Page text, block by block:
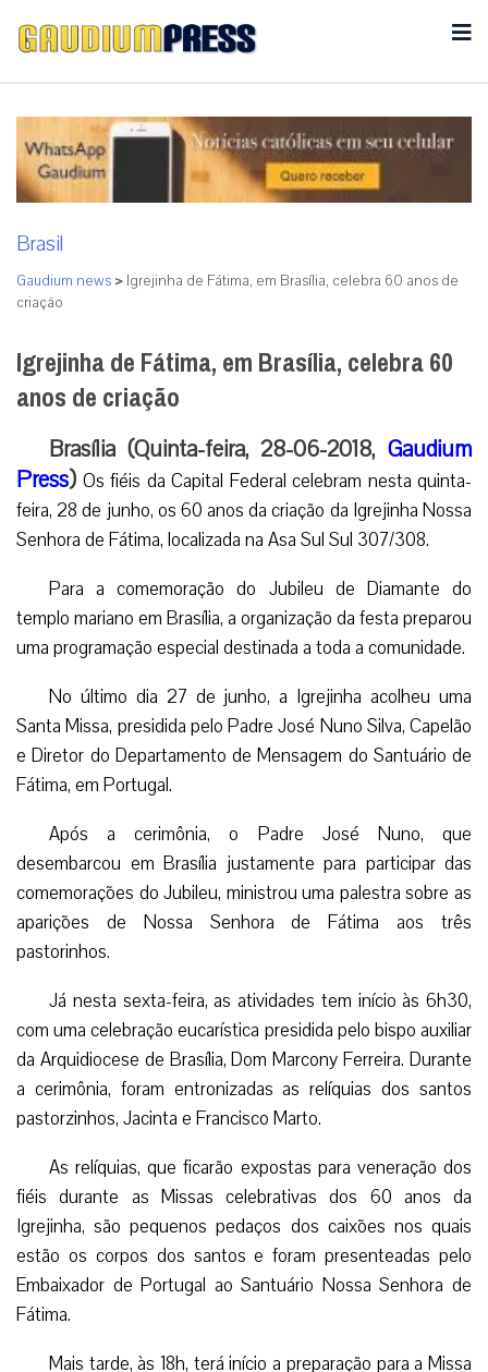
Brasil
Gaudium news > Igrejinha de Fátima, em Brasília, celebra 60 anos de
criação
Igrejinha de Fátima, em Brasília, celebra 60
anos de criação
Brasília (Quinta-feira, 28-06-2018, Gaudium
Press) Os fiéis da Capital Federal celebram nesta quinta-
feira, 28 de junho, os 60 anos da criação da Igrejinha Nossa
Senhora de Fátima, localizada na Asa Sul Sul 307/308.
Para a comemoração do Jubileu de Diamante do
templo mariano em Brasília, a organização da festa preparou
uma programação especial destinada a toda a comunidade.
No último dia 27 de junho, a Igrejinha acolheu uma
Santa Missa, presidida pelo Padre José Nuno Silva, Capelão
e Diretor do Departamento de Mensagem do Santuário de
Fátima, em Portugal.
Após a cerimônia, o Padre José Nuno, que
desembarcou em Brasília justamente para participar das
comemorações do Jubileu, ministrou uma palestra sobre as
aparições de Nossa Senhora de Fátima aos três
pastorinhos.
Já nesta sexta-feira, as atividades tem início às 6h30,
com uma celebração eucarística presidida pelo bispo auxiliar
da Arquidiocese de Brasília, Dom Marcony Ferreira. Durante
a cerimônia, foram entronizadas as relíquias dos santos
pastorzinhos, Jacinta e Francisco Marto.
As relíquias, que ficarão expostas para veneração dos
fiéis durante as Missas celebrativas dos 60 anos da
Igrejinha, são pequenos pedaços dos caixões nos quais
estão os corpos dos santos e foram presenteadas pelo
Embaixador de Portugal ao Santuário Nossa Senhora de
Fátima.
Mais tarde, às 18h, terá início a preparação para a Missa